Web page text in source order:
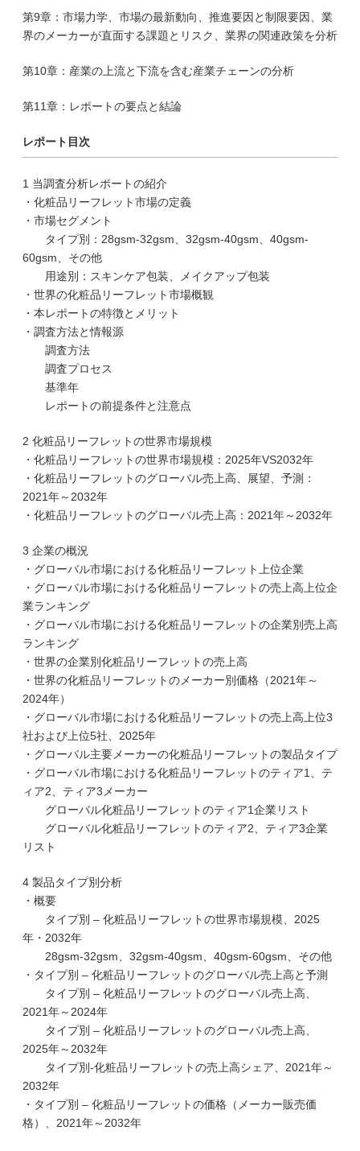
第9章：市場力学、市場の最新動向、推進要因と制限要因、業
界のメーカーが直面する課題とリスク、業界の関連政策を分析
第10章：産業の上流と下流を含む産業チェーンの分析
第11章：レポートの要点と結論
レポート目次
1 当調査分析レポートの紹介
・化粧品リーフレット市場の定義
・市場セグメント
タイプ別：28gsm-32gsm、32gsm-40gsm、40gsm-
60gsm、その他
用途別：スキンケア包装、メイクアップ包装
・世界の化粧品リーフレット市場概観
・本レポートの特徴とメリット
・調査方法と情報源
調査方法
調査プロセス
基準年
レポートの前提条件と注意点
2 化粧品リーフレットの世界市場規模
・化粧品リーフレットの世界市場規模：2025年VS2032年
・化粧品リーフレットのグローバル売上高、展望、予測：
2021年～2032年
・化粧品リーフレットのグローバル売上高：2021年～2032年
3 企業の概況
・グローバル市場における化粧品リーフレット上位企業
・グローバル市場における化粧品リーフレットの売上高上位企
業ランキング
・グローバル市場における化粧品リーフレットの企業別売上高
ランキング
・世界の企業別化粧品リーフレットの売上高
・世界の化粧品リーフレットのメーカー別価格（2021年～
2024年）
・グローバル市場における化粧品リーフレットの売上高上位3
社および上位5社、2025年
・グローバル主要メーカーの化粧品リーフレットの製品タイプ
・グローバル市場における化粧品リーフレットのティア1、テ
ィア2、ティア3メーカー
グローバル化粧品リーフレットのティア1企業リスト
グローバル化粧品リーフレットのティア2、ティア3企業
リスト
4 製品タイプ別分析
・概要
タイプ別 – 化粧品リーフレットの世界市場規模、2025
年・2032年
28gsm-32gsm、32gsm-40gsm、40gsm-60gsm、その他
・タイプ別 – 化粧品リーフレットのグローバル売上高と予測
タイプ別 – 化粧品リーフレットのグローバル売上高、
2021年～2024年
タイプ別 – 化粧品リーフレットのグローバル売上高、
2025年～2032年
タイプ別-化粧品リーフレットの売上高シェア、2021年～
2032年
・タイプ別 – 化粧品リーフレットの価格（メーカー販売価
格）、2021年～2032年